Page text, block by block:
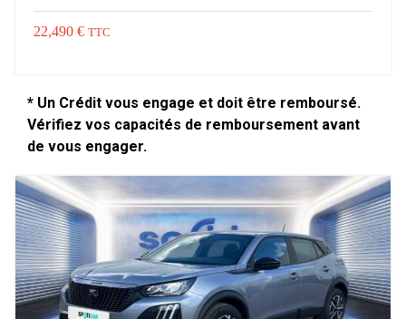
22,490 € TTC
* Un Crédit vous engage et doit être remboursé.
Vérifiez vos capacités de remboursement avant
de vous engager.